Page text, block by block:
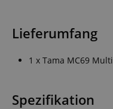
Lieferumfang
1 x Tama MC69
Spezifikation